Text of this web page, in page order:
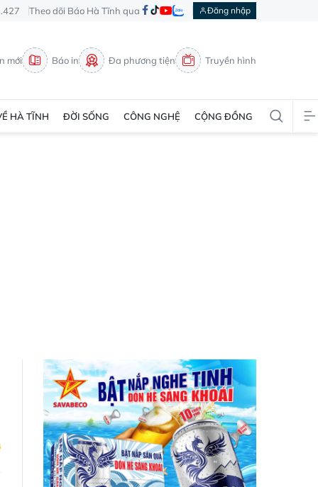
Theo dõi Báo Hà Tĩnh qua Đăng nhập
mới Báo in Đa phương tiện Truyền hình
HÀ TĨNH ĐỜI SỐNG CÔNG NGHỆ CỘNG ĐỒNG